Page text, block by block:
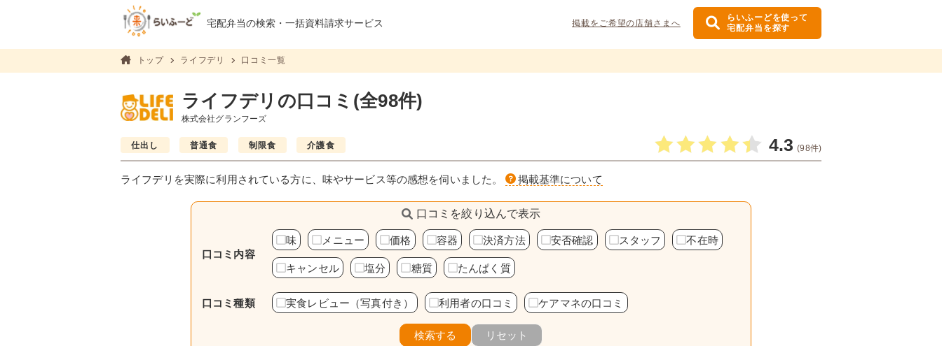
宅配弁当の検索・一括資料請求サービス 掲載をご希望の店舗さまへ
らいふーどを使って
宅配弁当を探す
トップ ライフデリ 口コミ一覧
ライフデリの口コミ(全98件)
株式会社グランフーズ
仕出し 普通食 制限食 介護食 4.3 (98件)
ライフデリを実際に利用されている方に、味やサービス等の感想を伺いました。 掲載基準について
口コミを絞り込んで表示
口コミ内容
味 メニュー 価格 容器 決済方法 安否確認 スタッフ 不在時
キャンセル 塩分 糖質 たんぱく質
口コミ種類 実食レビュー（写真付き） 利用者の口コミ ケアマネの口コミ
検索する リセット